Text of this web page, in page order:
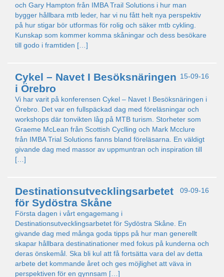
och Gary Hampton från IMBA Trail Solutions i hur man
bygger hållbara mtb leder, har vi nu fått helt nya perspektiv
på hur stigar bör utformas för rolig och säker mtb cykling.
Kunskap som kommer komma skåningar och dess besökare
till godo i framtiden […]
15-09-16
Cykel – Navet I Besöksnäringen
i Örebro
Vi har varit på konferensen Cykel – Navet I Besöksnäringen i
Örebro. Det var en fullspäckad dag med föreläsningar och
workshops där tonvikten låg på MTB turism. Storheter som
Graeme McLean från Scottish Cyclling och Mark Mcclure
från IMBA Trial Solutions fanns bland föreläsarna. En väldigt
givande dag med massor av uppmuntran och inspiration till
[…]
09-09-16
Destinationsutvecklingsarbetet
för Sydöstra Skåne
Första dagen i vårt engagemang i
Destinationsutvecklingsarbetet för Sydöstra Skåne. En
givande dag med många goda tipps på hur man generellt
skapar hållbara destinatinationer med fokus på kunderna och
deras önskemål. Ska bli kul att få fortsätta vara del av detta
arbete det kommande året och ges möjlighet att väva in
perspektiven för en gynnsam […]